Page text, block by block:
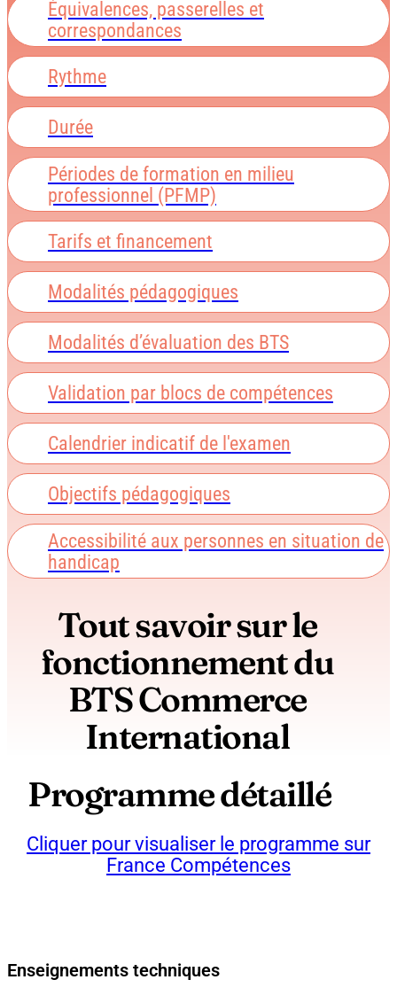
Équivalences, passerelles et
correspondances
Rythme
Durée
Périodes de formation en milieu
professionnel (PFMP)
Tarifs et financement
Modalités pédagogiques
Modalités d’évaluation des BTS
Validation par blocs de compétences
Calendrier indicatif de l'examen
Objectifs pédagogiques
Accessibilité aux personnes en situation de
handicap
Tout savoir sur le
fonctionnement du
BTS Commerce
International​
Programme détaillé
Cliquer pour visualiser le programme sur
France Compétences
Enseignements techniques